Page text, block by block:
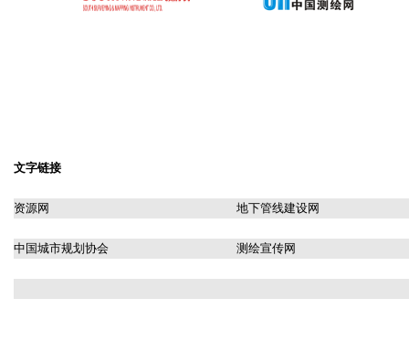
文字链接
资源网 地下管线建设网
中国城市规划协会 测绘宣传网